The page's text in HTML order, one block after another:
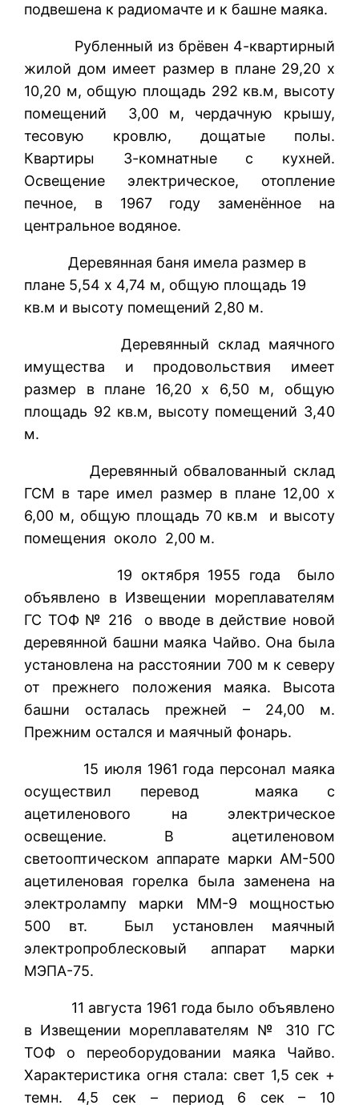
подвешена к радиомачте и к башне маяка.
Рубленный из брёвен 4-квартирный
жилой дом имеет размер в плане 29,20 х
10,20 м, общую площадь 292 кв.м, высоту
помещений 3,00 м, чердачную крышу,
тесовую кровлю, дощатые полы.
Квартиры 3-комнатные с кухней.
Освещение электрическое, отопление
печное, в 1967 году заменённое на
центральное водяное.
Деревянная баня имела размер в
плане 5,54 х 4,74 м, общую площадь 19
кв.м и высоту помещений 2,80 м.
Деревянный склад маячного
имущества и продовольствия имеет
размер в плане 16,20 х 6,50 м, общую
площадь 92 кв.м, высоту помещений 3,40
м.
Деревянный обвалованный склад
ГСМ в таре имел размер в плане 12,00 х
6,00 м, общую площадь 70 кв.м и высоту
помещения около 2,00 м.
19 октября 1955 года было
объявлено в Извещении мореплавателям
ГС ТОФ № 216 о вводе в действие новой
деревянной башни маяка Чайво. Она была
установлена на расстоянии 700 м к северу
от прежнего положения маяка. Высота
башни осталась прежней – 24,00 м.
Прежним остался и маячный фонарь.
15 июля 1961 года персонал маяка
осуществил перевод маяка с
ацетиленового на электрическое
освещение. В ацетиленовом
светооптическом аппарате марки АМ-500
ацетиленовая горелка была заменена на
электролампу марки ММ-9 мощностью
500 вт. Был установлен маячный
электропроблесковый аппарат марки
МЭПА-75.
11 августа 1961 года было объявлено
в Извещении мореплавателям № 310 ГС
ТОФ о переоборудовании маяка Чайво.
Характеристика огня стала: свет 1,5 сек +
темн. 4,5 сек – период 6 сек – 10